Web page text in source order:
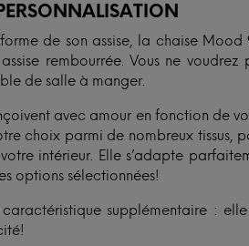
de son assise, la chaise
rembourrée. Vous ne
de salle à manger.
avec amour en fonction de
choix parmi de nombreux tissus,
intérieur. Elle s’adapte
options sélectionnées!
supplémentaire :